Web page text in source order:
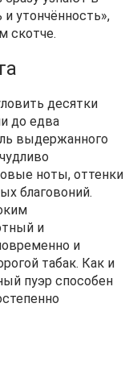
утончённость»,
скотче.
десятки
до едва
выдержанного
ноты, оттенки
благовоний.
и
и
табак. Как и
пуэр способен